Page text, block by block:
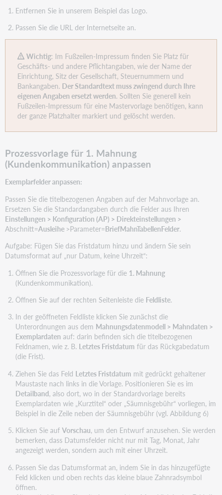
Entfernen Sie in unserem Beispiel das Logo.
Passen Sie die URL der Internetseite an.
Wichtig: Im Fußzeilen-Impressum finden Sie Platz für
Geschäfts- und andere Pflichtangaben, wie der Name der
Einrichtung, Sitz der Gesellschaft, Steuernummern und
Bankangaben. Der Standardtext muss zwingend durch Ihre
eigenen Angaben ersetzt werden. Sollten Sie generell kein
Fußzeilen-Impressum für eine Mastervorlage benötigen, kann
der ganze Platzhalter markiert und gelöscht werden.
Prozessvorlage für 1. Mahnung
(Kundenkommunikation) anpassen
Exemplarfelder anpassen:
Passen Sie die titelbezogenen Angaben auf der Mahnvorlage an.
Ersetzen Sie die Standardangaben durch die Felder aus Ihren
Einstellungen > Konfiguration (AP) > Direkteinstellungen >
Abschnitt=Ausleihe >Parameter=BriefMahnTabellenFelder.
Aufgabe: Fügen Sie das Fristdatum hinzu und ändern Sie sein
Datumsformat auf „nur Datum, keine Uhrzeit“:
Öffnen Sie die Prozessvorlage für die 1. Mahnung
(Kundenkommunikation).
Öffnen Sie auf der rechten Seitenleiste die Feldliste.
In der geöffneten Feldliste klicken Sie zunächst die
Unterordnungen aus dem Mahnungsdatenmodell > Mahndaten >
Exemplardaten auf: darin befinden sich die titelbezogenen
Feldnamen, wie z. B. Letztes Fristdatum für das Rückgabedatum
(die Frist).
Ziehen Sie das Feld Letztes Fristdatum mit gedrückt gehaltener
Maustaste nach links in die Vorlage. Positionieren Sie es im
Detailband, also dort, wo in der Standardvorlage bereits
Exemplardaten wie „Kurztitel“ oder „Säumnisgebühr“ vorliegen, im
Beispiel in die Zeile neben der Säumnisgebühr (vgl. Abbildung 6)
Klicken Sie auf Vorschau, um den Entwurf anzusehen. Sie werden
bemerken, dass Datumsfelder nicht nur mit Tag, Monat, Jahr
angezeigt werden, sondern auch mit einer Uhrzeit.
Passen Sie das Datumsformat an, indem Sie in das hinzugefügte
Feld klicken und oben rechts das kleine blaue Zahnradsymbol
öffnen.